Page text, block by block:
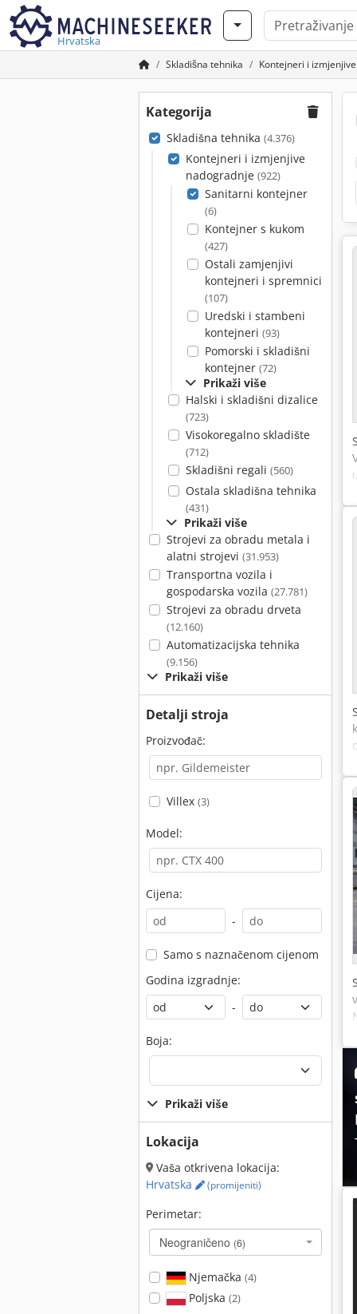
Hrvatska
Skladišna tehnika Kontejneri i
Kategorija
Skladišna tehnika (4.376)
Kontejneri i izmjenjive
nadogradnje (922)
Sanitarni kontejner
(6)
Kontejner s kukom
(427)
Ostali zamjenjivi
kontejneri i spremnici
(107)
Uredski i stambeni
kontejneri (93)
Pomorski i skladišni
kontejner (72)
Prikaži više
Halski i skladišni dizalice
(723)
Visokoregalno skladište
(712)
Skladišni regali (560)
Ostala skladišna tehnika
(431)
Prikaži više
Strojevi za obradu metala i
alatni strojevi (31.953)
Transportna vozila i
gospodarska vozila (27.781)
Strojevi za obradu drveta
(12.160)
Automatizacijska tehnika
(9.156)
Prikaži više
Detalji stroja
Proizvođač:
Villex (3)
Model:
Cijena:
-
Samo s naznačenom cijenom
Godina izgradnje:
-
Boja:
Prikaži više
Lokacija
Vaša otkrivena lokacija:
Hrvatska
(promijeniti)
Perimetar:
Neograničeno (6)
Njemačka (4)
Poljska (2)